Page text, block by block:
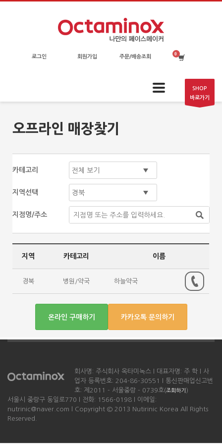
로그인 회원가입 주문/배송조회
SHOP
바로가기
오프라인 매장찾기
카테고리
지역선택
지점명/주소
지역 카테고리 이름
경북 병원/약국 하늘약국
온라인 구매하기 카카오톡 문의하기
회사명: 주식회사 옥타미녹스 l 대표자명: 주 학 l 사
업자 등록번호: 204-86-30551 l 통신판매업신고번
호: 제2011 - 서울중랑 - 0739호(조회하기 )
서울시 중랑구 동일로770 l 전화: 1566-0198 l 이메일:
nutrinic@naver.com l Copyright © 2013 Nutirinic Korea All Rights
Reserved.